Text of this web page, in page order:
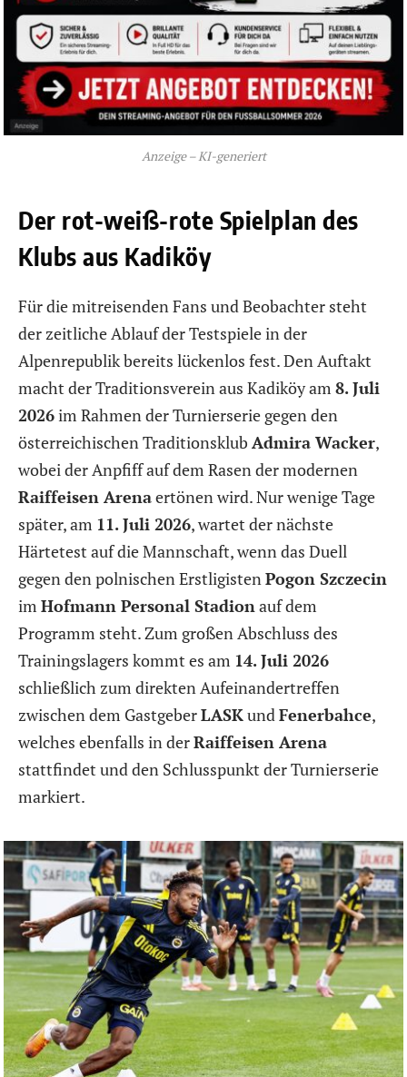
Anzeige – KI-generiert
Der rot-weiß-rote Spielplan des
Klubs aus Kadiköy
Für die mitreisenden Fans und Beobachter steht
der zeitliche Ablauf der Testspiele in der
Alpenrepublik bereits lückenlos fest. Den Auftakt
macht der Traditionsverein aus Kadiköy am 8. Juli
2026im Rahmen der Turnierserie gegen den
österreichischen Traditionsklub Admira Wacker,
wobei der Anpfiff auf dem Rasen der modernen
Raiffeisen Arenaertönen wird. Nur wenige Tage
später, am 11. Juli 2026, wartet der nächste
Härtetest auf die Mannschaft, wenn das Duell
gegen den polnischen ErstligistenPogon Szczecin
im Hofmann Personal Stadionauf dem
Programm steht. Zum großen Abschluss des
Trainingslagers kommt es am 14. Juli 2026
schließlich zum direkten Aufeinandertreffen
zwischen dem GastgeberLASKundFenerbahce,
welches ebenfalls in derRaiffeisen Arena
stattfindet und den Schlusspunkt der Turnierserie
markiert.